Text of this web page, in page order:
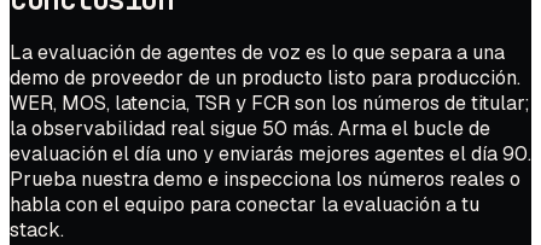
La evaluación de agentes de voz es lo que separa a una
demo de proveedor de un producto listo para producción.
WER, MOS, latencia, TSR y FCR son los números de titular;
la observabilidad real sigue 50 más. Arma el bucle de
evaluación el día uno y enviarás mejores agentes el día 90.
Prueba nuestra demo e inspecciona los números reales o
habla con el equipo para conectar la evaluación a tu
stack.